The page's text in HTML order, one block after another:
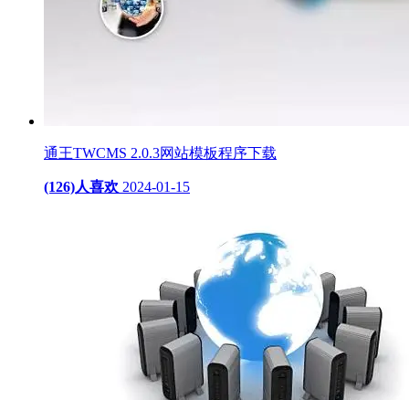
通王TWCMS 2.0.3网站模板程序下载
(126)人喜欢 2024-01-15